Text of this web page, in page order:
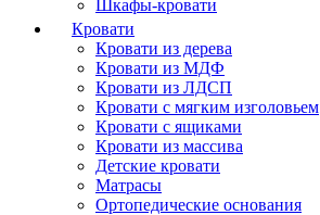
Шкафы-кровати
Кровати
Кровати из дерева
Кровати из МДФ
Кровати из ЛДСП
Кровати с мягким изголовьем
Кровати с ящиками
Кровати из массива
Детские кровати
Матрасы
Ортопедические основания